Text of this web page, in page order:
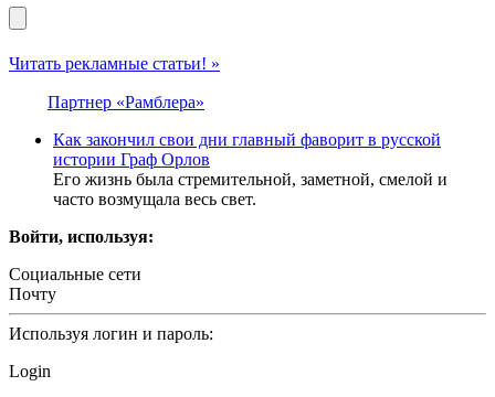
Читать рекламные статьи! »
Партнер «Рамблера»
Как закончил свои дни главный фаворит в русской
истории Граф Орлов
Его жизнь была стремительной, заметной, смелой и
часто возмущала весь свет.
Войти, используя:
Социальные сети
Почту
Используя логин и пароль:
Login